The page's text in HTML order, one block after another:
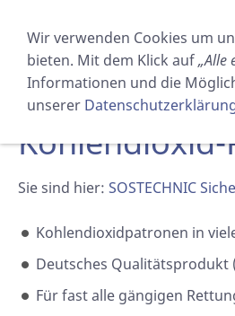
RETTUNGSWESTEN
Sie sind hier: SOSTECHNIC
Kohlendioxidpatronen in
Deutsches
Für fast alle gängigen
Wir verwenden Cookies um
bieten. Mit dem Klick auf„Alle
Informationen und die
unserer